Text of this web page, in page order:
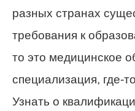
разных странах
требования к
то это медицинское
специализация, где-
Узнать о